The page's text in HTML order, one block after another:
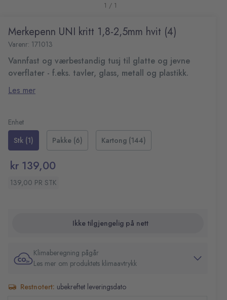
1 / 1
Merkepenn UNI kritt 1,8-2,5mm hvit (4)
Varenr: 171013
Vannfast og værbestandig tusj til glatte og jevne
overflater - f.eks. tavler, glass, metall og plastikk.
Perfekt til café- og restaurant-skilt.
Skriften kan gnis av igjen med våt klut
Les mer
Enhet
Stk (1)
Pakke (6) Kartong (144)
kr 139,00
139,00 PR STK
Ikke tilgjengelig på nett
Klimaberegning pågår
Les mer om produktets klimaavtrykk
Restnotert: ubekreftet leveringsdato